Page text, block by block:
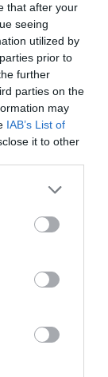
that after your
seeing
utilized by
prior to
further
parties on the
may
IAB’s List of
it to other
más
de Google
actualidad.
AHORA